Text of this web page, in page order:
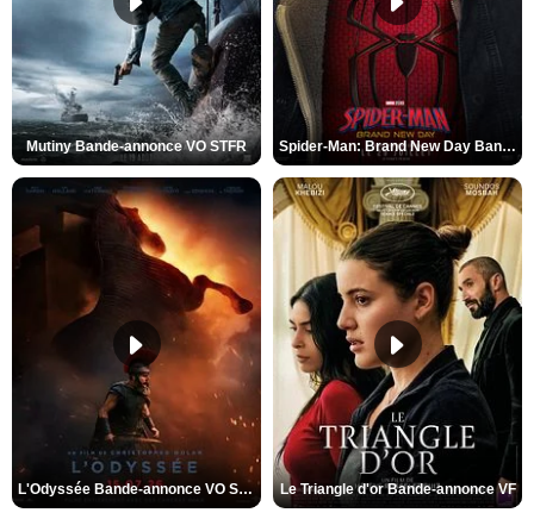
Mutiny Bande-annonce VO STFR Spider-Man: Brand New Day Bande-annonce VO STFR
L'Odyssée Bande-annonce VO STFR Le Triangle d'or Bande-annonce VF